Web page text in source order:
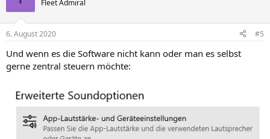
Fleet Admiral
6. August 2020 #5
Und wenn es die Software nicht kann oder man es selbst
gerne zentral steuern möchte: